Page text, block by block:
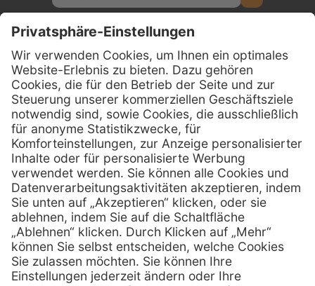
Kontakt
Firmensitz
PxD Praxis-Discount GmbH
Hans-Wunderlich-Straße 7
D-49078 Osnabrück
Telefon: 0800 - 600 66 30
Telefon:0800 - 07 01 96
E-Mail:info @ praxis-discount.de
Services
Serviceversprechen
Sprechstundenbedarf
Hilfe
FAQs
Kontakt